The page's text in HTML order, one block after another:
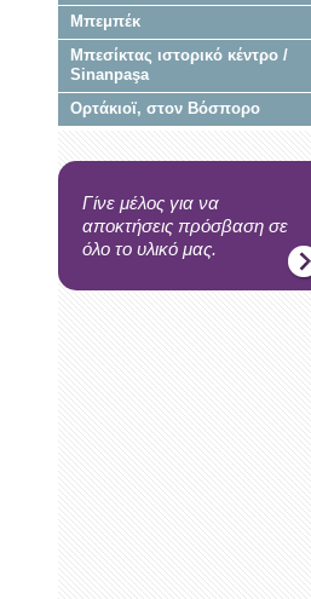
Μπεμπέκ
Μπεσίκτας ιστορικό κέντρο /
Sinanpaşa
Ορτάκιοϊ, στον Βόσπορο
Γίνε μέλος για να
αποκτήσεις πρόσβαση σε
όλο το υλικό μας.